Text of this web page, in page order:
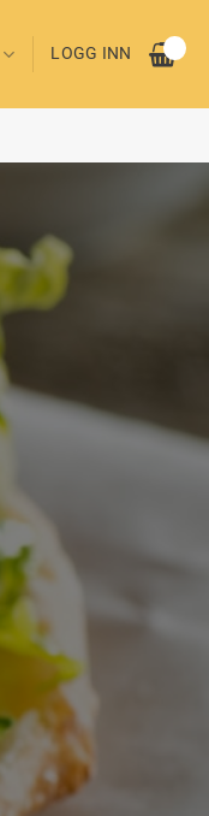
LOGG INN